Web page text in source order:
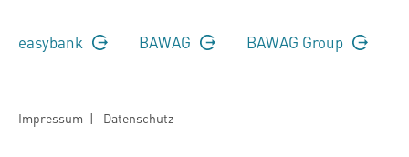
easybank BAWAG BAWAG Group
Impressum | Datenschutz